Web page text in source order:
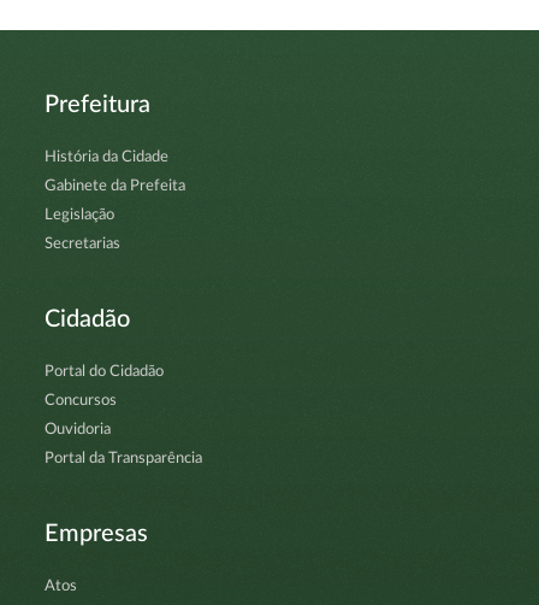
Prefeitura
História da Cidade
Gabinete da Prefeita
Legislação
Secretarias
Cidadão
Portal do Cidadão
Concursos
Ouvidoria
Portal da Transparência
Empresas
Atos